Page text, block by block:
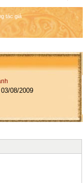
tác giả
08/2009